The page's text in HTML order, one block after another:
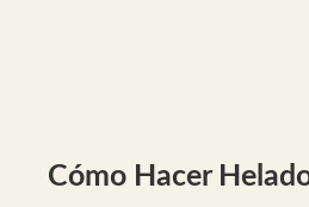
Cómo Hacer